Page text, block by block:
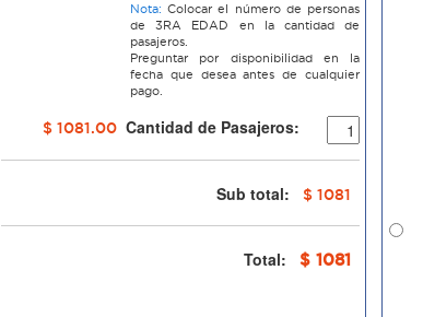
Nota: Colocar el número de personas
de 3RA EDAD en la cantidad de
pasajeros.
Preguntar por disponibilidad en la
fecha que desea antes de cualquier
pago.
$ 1081.00 Cantidad de Pasajeros:
Sub total: $ 1081
Total: $ 1081